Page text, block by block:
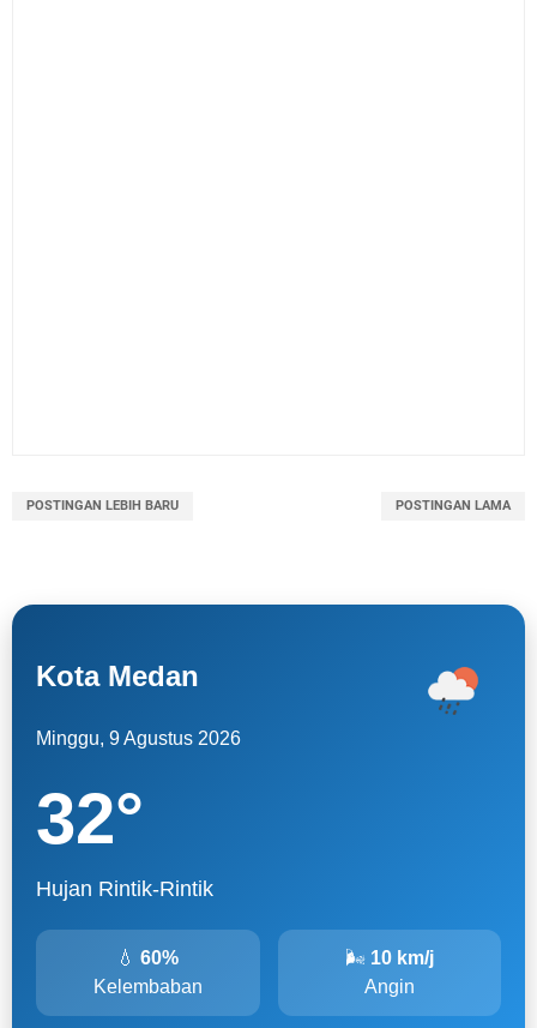
POSTINGAN LEBIH BARU POSTINGAN LAMA
Kota Medan
Minggu, 9 Agustus 2026
32°
Hujan Rintik-Rintik
💧60%
Kelembaban
🌬 10 km/j
Angin